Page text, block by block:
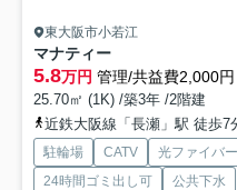
東大阪市小若江
マナティー
5.8万円 管理/共益費2,000円
25.70㎡ (1K) /築3年 /2階建
近鉄大阪線「長瀬」駅 徒歩7
駐輪場 CATV 光ファイバー
24時間ゴミ出し可
公共下水